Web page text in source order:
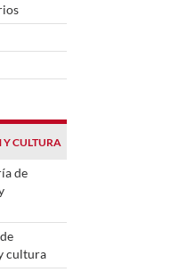
Y CULTURA
de
cultura